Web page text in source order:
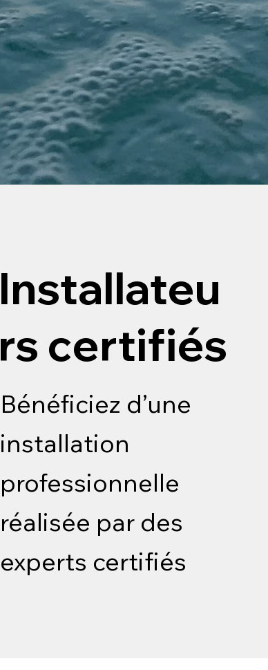
Installateu
rs certifiés
Bénéficiez d’une
installation
professionnelle
réalisée par des
experts certifiés